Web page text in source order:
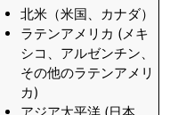
北米（米国、カナダ）
ラテンアメリカ (メキ
シコ、アルゼンチン、
その他のラテンアメリ
カ)
アジア太平洋 (日本、